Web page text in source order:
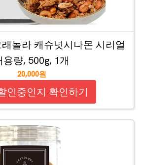
놀라 캐슈넛시나몬 시리얼
용량, 500g, 1개
20,000원
인중인지 확인하기